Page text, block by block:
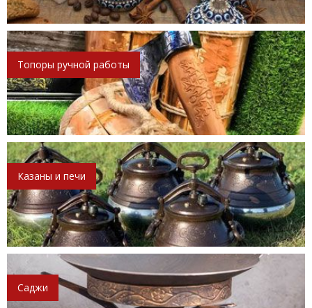
Топоры ручной работы
Казаны и печи
Саджи